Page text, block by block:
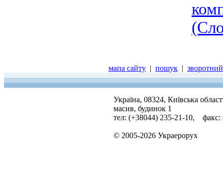
мапа сайту | пошук |
Україна, 08324, Київська
масив, будинок 1
тел: (+38044) 235-21-10, факс:
© 2005-2026 Украерорух